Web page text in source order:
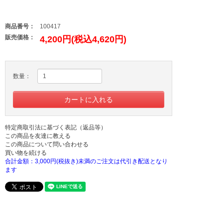
商品番号：
100417
販売価格：
4,200円(税込4,620円)
数量：
特定商取引法に基づく表記（返品等）
この商品を友達に教える
この商品について問い合わせる
買い物を続ける
合計金額：3,000円(税抜き)未満のご注文は代引き配送となり
ます